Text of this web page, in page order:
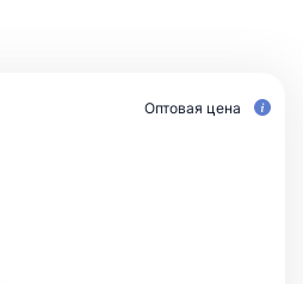
Оптовая цена